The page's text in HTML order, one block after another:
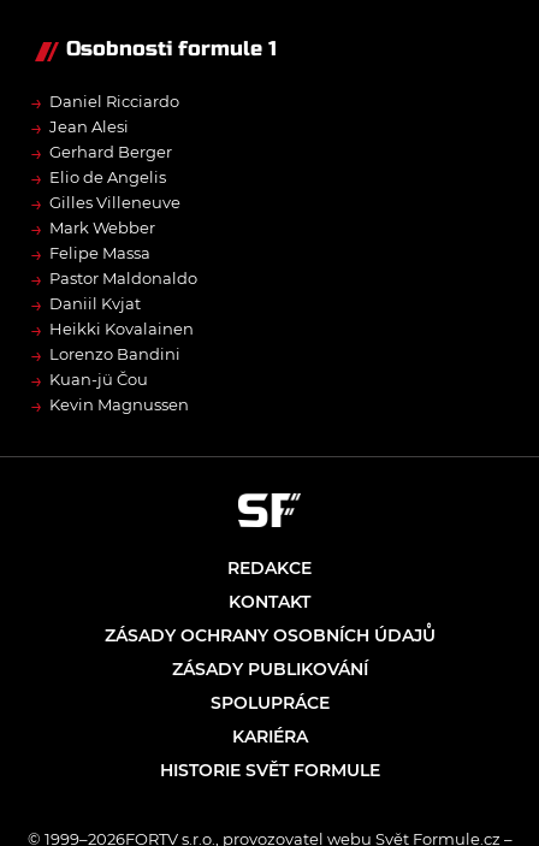
Osobnosti formule 1
→ Daniel Ricciardo
→ Jean Alesi
→ Gerhard Berger
→ Elio de Angelis
→ Gilles Villeneuve
→ Mark Webber
→ Felipe Massa
→ Pastor Maldonaldo
→ Daniil Kvjat
→ Heikki Kovalainen
→ Lorenzo Bandini
→ Kuan-jü Čou
→ Kevin Magnussen
REDAKCE
KONTAKT
ZÁSADY OCHRANY OSOBNÍCH ÚDAJŮ
ZÁSADY PUBLIKOVÁNÍ
SPOLUPRÁCE
KARIÉRA
HISTORIE SVĚT FORMULE
© 1999–2026FORTV s.r.o., provozovatel webu Svět Formule.cz –